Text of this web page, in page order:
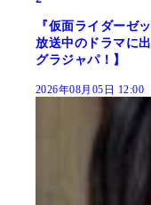
『仮面ライダーゼ
放送中のドラマに
グラジャパ！】
2026年08月05日 12:00